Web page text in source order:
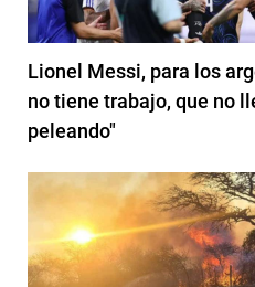
Lionel Messi, para los
no tiene trabajo, que no
peleando"